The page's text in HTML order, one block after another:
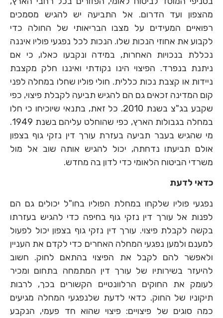
מהצפון ועד הדרום. אל התביעה יש להגיש מסמכים
רפואיים המעידים על מצבו הבריאותי של החולה כדי
לקבוע את אחוזי הנכות שלו. הנכות לכל נפגעי פוליו איננה
נכללת בנכויות האחרות, במידה ונקבעו כאלו, כי אם
ניתנת בנפרד. הפיצוי הינו נקודתי ואיננו חלק מקצבת
ניידות או קצבת נכות כללית. חולי פוליו שחלו במחלה לפני
קום המדינה זכאים גם הם להגיש תביעה לקבלת פיצוי, כפי
שקבע בג"צ בשנת 2010. כל זאת, בתנאי שיוכיחו כי חלו
במחלה בגבולות הארץ, כפי שהוחלט עליהם בשנת 1949.
מי שהגיש בעבר תביעה בעזרת עורך דין נזקי גוף בצפון
אולם תביעתו נדחתה, יכול להגיש אותה שוב אל מול
משרדי הביטוח הלאומי כדי לדון בה מחדש.
כדאי לדעת
נפגעי פוליו שלקחו במחלת הפוליו בחו"ל יכולים גם הם
לפנות אל עורך דין נזקי גוף בחיפה כדי להגיש בעזרתו
בקשה לקבלת פיצוי. עורך דין נזקי גוף בצפון יכול לפעול
למענם ולמען נפגעי המחלה האחרים כדי לקדם את העניין
ולאפשר להם לקבל את הפיצוי בהתאם לחוק. חשוב
להיעזר בשירותיו של עורך דין המתמחה בתחום ומכיר
לעומק את החוקים הרלוונטיים הקשורים בכך, לרבות
תיקוניו של החוק. כדאי לדעת שלנפגעי המחלה מגיעים
כמה סוגים של פיצויים: פיצוי שהוא חד פעמי, הנקבע